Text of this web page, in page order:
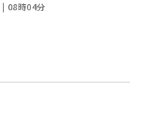
08時04分